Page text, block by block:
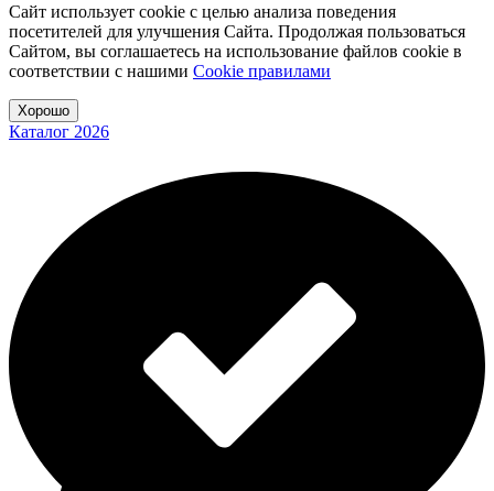
Сайт использует cookie с целью анализа поведения
посетителей для улучшения Сайта. Продолжая пользоваться
Сайтом, вы соглашаетесь на использование файлов cookie в
соответствии с нашими Cookiе правилами
Хорошо
Каталог 2026